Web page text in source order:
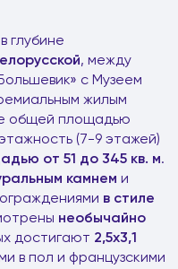
глубине
, между
с Музеем
жилым
общей площадью
(7-9 этажей)
от 51 до 345 кв. м.
камнем и
в стиле
необычайно
достигают 2,5х3,1
в пол и французскими